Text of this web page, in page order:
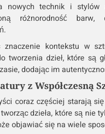
nowych technik i stylów
różnorodność
znaczenie kontekstu w
tworzenia dzieł, które są
dodając im
z Współczesną
coraz częściej starają
dzieła, które są nie
objawiać się na wiele